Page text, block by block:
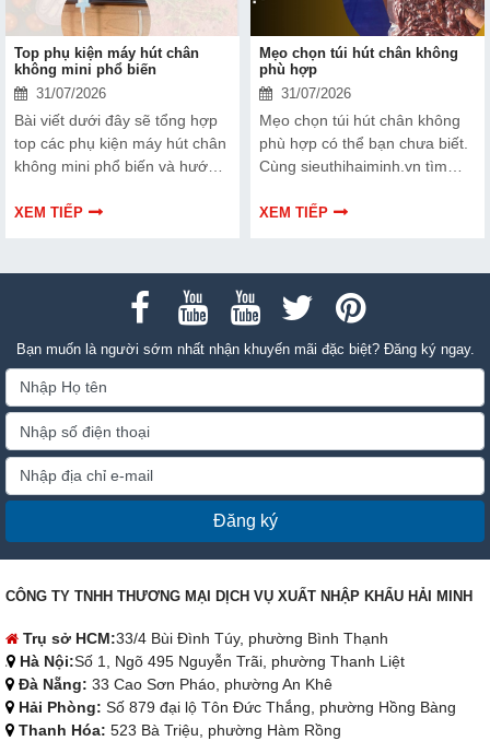
Top phụ kiện máy hút chân
không mini phổ biến
31/07/2026
Bài viết dưới đây sẽ tổng hợp
top các phụ kiện máy hút chân
không mini phổ biến và hướng
chuẩn kỹ thuật ngay tại nhà.
XEM TIẾP
Mẹo chọn túi hút chân không
phù hợp
31/07/2026
Mẹo chọn túi hút chân không
phù hợp có thể bạn chưa biết.
Cùng sieuthihaiminh.vn tìm
thông tin bài viết dưới đây nhé!
XEM TIẾP
Bạn muốn là người sớm nhất nhận khuyến mãi đặc biệt? Đăng ký ngay.
Đăng ký
CÔNG TY TNHH THƯƠNG MẠI DỊCH VỤ XUẤT NHẬP KHẨU HẢI MINH
Trụ sở HCM:33/4 Bùi Đình Túy, phường Bình Thạnh
Hà Nội:Số 1, Ngõ 495 Nguyễn Trãi, phường Thanh Liệt
Đà Nẵng: 33 Cao Sơn Pháo, phường An Khê
Hải Phòng: Số 879 đại lộ Tôn Đức Thắng, phường Hồng Bàng
Thanh Hóa: 523 Bà Triệu, phường Hàm Rồng